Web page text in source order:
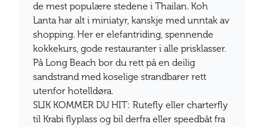
de mest populære stedene i Thailan. Koh
Lanta har alt i miniatyr, kanskje med unntak av
shopping. Her er elefantriding, spennende
kokkekurs, gode restauranter i alle prisklasser.
På Long Beach bor du rett på en deilig
sandstrand med koselige strandbarer rett
utenfor hotelldøra.
SLIK KOMMER DU HIT: Rutefly eller charterfly
til Krabi flyplass og bil derfra eller speedbåt fra